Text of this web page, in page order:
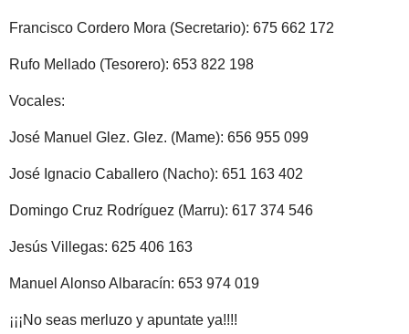
Francisco Cordero Mora (Secretario): 675 662 172
Rufo Mellado (Tesorero): 653 822 198
Vocales:
José Manuel Glez. Glez. (Mame): 656 955 099
José Ignacio Caballero (Nacho): 651 163 402
Domingo Cruz Rodríguez (Marru): 617 374 546
Jesús Villegas: 625 406 163
Manuel Alonso Albaracín: 653 974 019
¡¡¡No seas merluzo y apuntate ya!!!!